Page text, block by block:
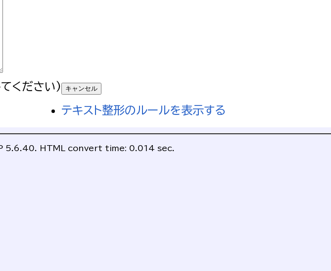
ください)
テキスト整形のルールを表示する
5.6.40. HTML convert time: 0.014 sec.